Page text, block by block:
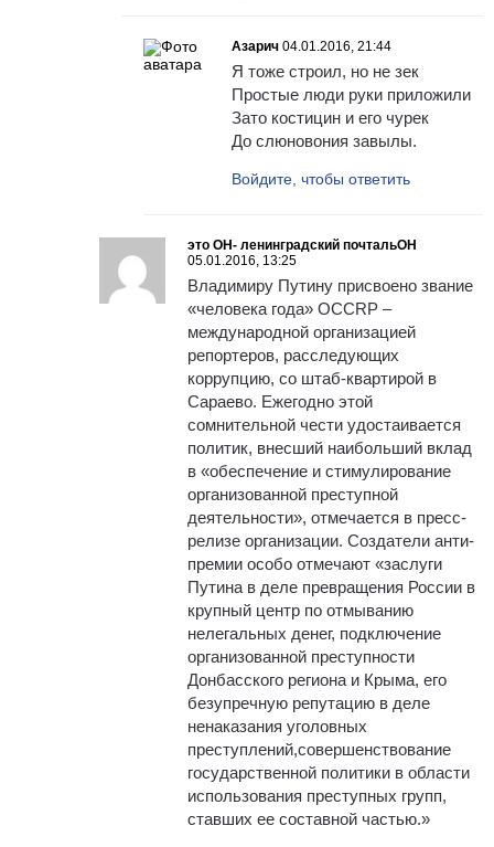
Азарич 04.01.2016, 21:44
Я тоже строил, но не зек
Простые люди руки приложили
Зато костицин и его чурек
До слюновония завылы.
Войдите, чтобы ответить
это ОН- ленинградский почтальОН
05.01.2016, 13:25
Владимиру Путину присвоено звание
«человека года» OCCRP –
международной организацией
репортеров, расследующих
коррупцию, со штаб-квартирой в
Сараево. Ежегодно этой
сомнительной чести удостаивается
политик, внесший наибольший вклад
в «обеспечение и стимулирование
организованной преступной
деятельности», отмечается в пресс-
релизе организации. Создатели анти-
премии особо отмечают «заслуги
Путина в деле превращения России в
крупный центр по отмыванию
нелегальных денег, подключение
организованной преступности
Донбасского региона и Крыма, его
безупречную репутацию в деле
ненаказания уголовных
преступлений,совершенствование
государственной политики в области
использования преступных групп,
ставших ее составной частью.»